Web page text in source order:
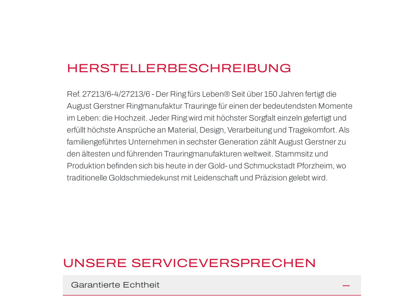
HERSTELLERBESCHREIBUNG
Ref. 27213/6-4/27213/6 - Der Ring fürs Leben® Seit über 150 Jahren fertigt die
August Gerstner Ringmanufaktur Trauringe für einen der bedeutendsten Momente
im Leben: die Hochzeit. Jeder Ring wird mit höchster Sorgfalt einzeln gefertigt und
erfüllt höchste Ansprüche an Material, Design, Verarbeitung und Tragekomfort. Als
familiengeführtes Unternehmen in sechster Generation zählt August Gerstner zu
den ältesten und führenden Trauringmanufakturen weltweit. Stammsitz und
Produktion befinden sich bis heute in der Gold- und Schmuckstadt Pforzheim, wo
traditionelle Goldschmiedekunst mit Leidenschaft und Präzision gelebt wird.
UNSERE SERVICEVERSPRECHEN
Garantierte Echtheit